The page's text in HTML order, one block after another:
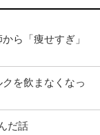
ら「痩せすぎ」
を飲まなくなっ
だ話